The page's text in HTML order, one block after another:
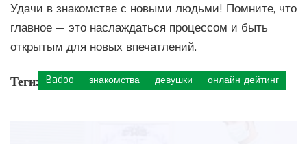
Удачи в знакомстве с новыми людьми! Помните, что
главное — это наслаждаться процессом и быть
открытым для новых впечатлений.
Теги: Badoo знакомства девушки онлайн-дейтинг